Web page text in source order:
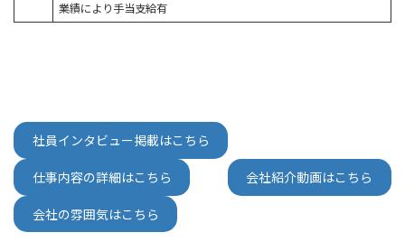
業績により手当支給有
社員インタビュー掲載はこちら
仕事内容の詳細はこちら 会社紹介動画はこちら
会社の雰囲気はこちら